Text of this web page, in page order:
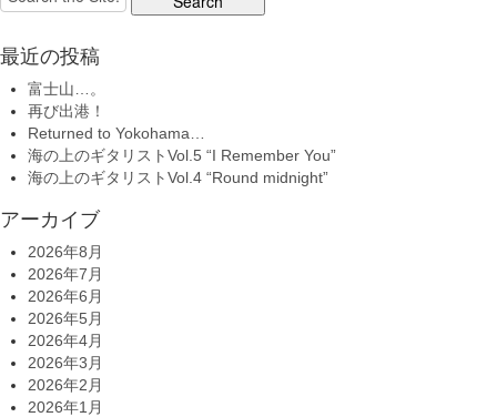
for:
最近の投稿
富士山…。
再び出港！
Returned to Yokohama…
海の上のギタリストVol.5 “I Remember You”
海の上のギタリストVol.4 “Round midnight”
アーカイブ
2026年8月
2026年7月
2026年6月
2026年5月
2026年4月
2026年3月
2026年2月
2026年1月